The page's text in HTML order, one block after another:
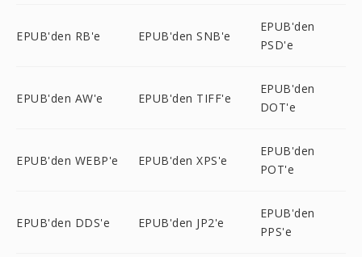
EPUB'den RB'e EPUB'den SNB'e
EPUB'den
PSD'e
EPUB'den AW'e EPUB'den TIFF'e
EPUB'den
DOT'e
EPUB'den WEBP'e EPUB'den XPS'e
EPUB'den
POT'e
EPUB'den DDS'e EPUB'den JP2'e
EPUB'den
PPS'e